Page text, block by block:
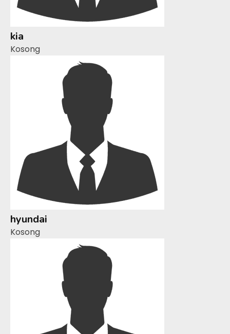
kia
Kosong
hyundai
Kosong